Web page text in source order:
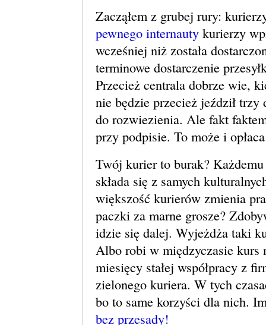
Zacząłem z grubej rury:
pewnego internauty kurierzy
wcześniej niż została
terminowe dostarczenie
Przecież centrala dobrze wie,
nie będzie przecież jeździł
do rozwiezienia. Ale fakt
przy podpisie. To może i
Twój kurier to burak?
składa się z samych
większość kurierów zmienia
paczki za marne grosze?
idzie się dalej. Wyjeżdża taki
Albo robi w międzyczasie kurs
miesięcy stałej współpracy z
zielonego kuriera. W tych
bo to same korzyści dla nich.
bez przesady!